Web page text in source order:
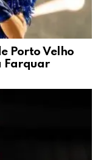
Porto Velho
Farquar